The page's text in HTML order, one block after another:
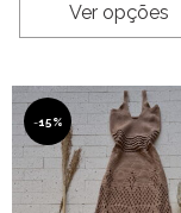
Ver opções
-15%